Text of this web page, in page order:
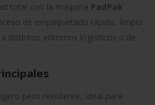
total con la máquina PadPak
de empaquetado rápido, limpio
distintos entornos logísticos o de
pero resistente, ideal para